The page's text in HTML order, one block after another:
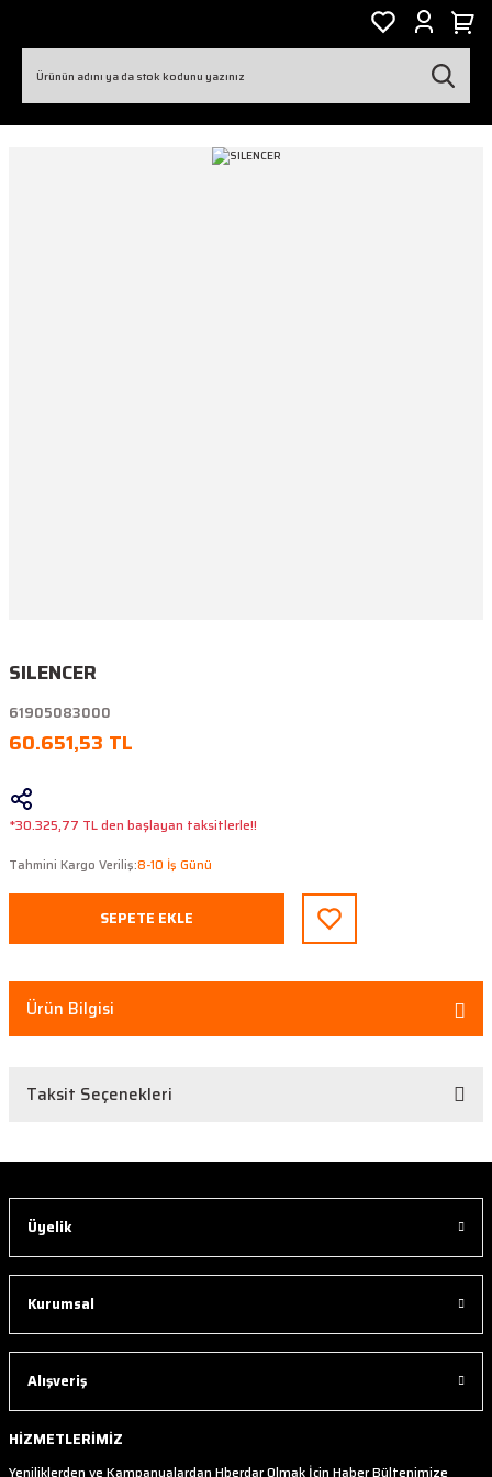
SILENCER
61905083000
60.651,53 TL
*30.325,77 TL den başlayan taksitlerle!!
Tahmini Kargo Veriliş:8-10 İş Günü
SEPETE EKLE
Ürün Bilgisi
Taksit Seçenekleri
Üyelik
Kurumsal
Alışveriş
HİZMETLERİMİZ
Yeniliklerden ve Kampanyalardan Hberdar Olmak İçin Haber Bültenimize